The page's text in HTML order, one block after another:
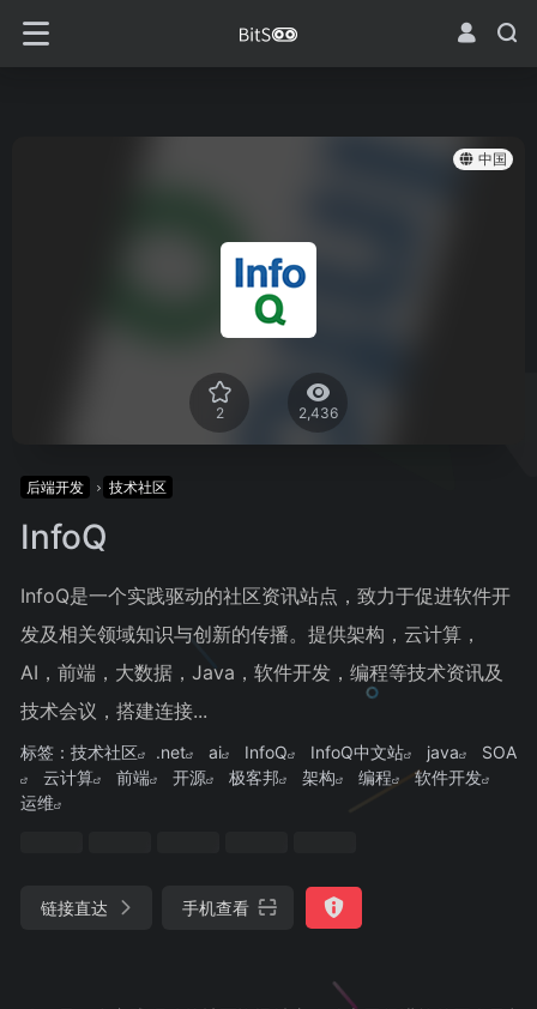
中国
2 2,436
后端开发 技术社区
InfoQ
InfoQ是一个实践驱动的社区资讯站点，致力于促进软件开
发及相关领域知识与创新的传播。提供架构，云计算，
AI，前端，大数据，Java，软件开发，编程等技术资讯及
技术会议，搭建连接...
标签： 技术社区 .net ai InfoQ InfoQ中文站 java
SOA
云计算
前端 开源 极客邦 架构 编程
软件开发
运维
链接直达 手机查看